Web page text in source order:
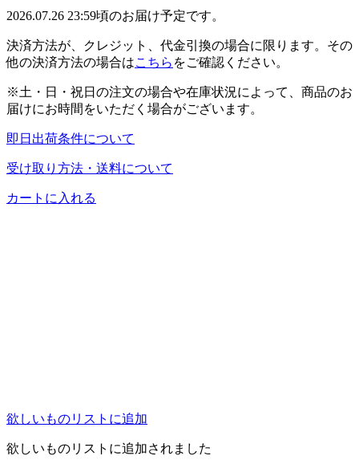
2026.07.26 23:59頃のお届け予定です。
決済方法が、クレジット、代金引換の場合に限ります。その
他の決済方法の場合はこちら をご確認ください。
※土・日・祝日の注文の場合や在庫状況によって、商品のお
届けにお時間をいただく場合がございます。
即日出荷条件について
受け取り方法・送料について
カートに入れる
欲しいものリストに追加
欲しいものリストに追加されました